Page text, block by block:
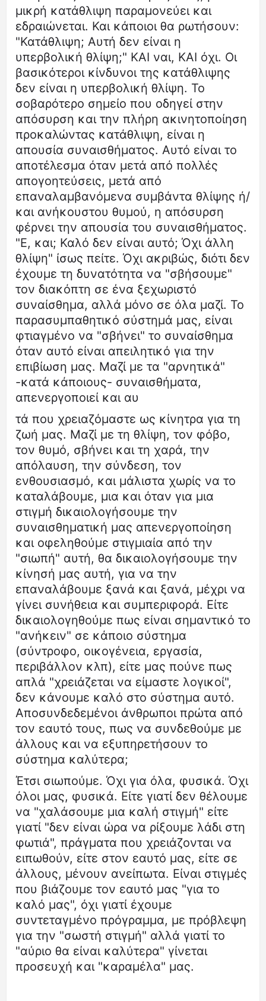
μικρή κατάθλιψη παραμονεύει και
εδραιώνεται. Και κάποιοι θα ρωτήσουν:
"Κατάθλιψη; Αυτή δεν είναι η
υπερβολική θλίψη;" ΚΑΙ ναι, ΚΑΙ όχι. Οι
βασικότεροι κίνδυνοι της κατάθλιψης
δεν είναι η υπερβολική θλίψη. Το
σοβαρότερο σημείο που οδηγεί στην
απόσυρση και την πλήρη ακινητοποίηση
προκαλώντας κατάθλιψη, είναι η
απουσία συναισθήματος. Αυτό είναι το
αποτέλεσμα όταν μετά από πολλές
απογοητεύσεις, μετά από
επαναλαμβανόμενα συμβάντα θλίψης ή/
και ανήκουστου θυμού, η απόσυρση
φέρνει την απουσία του συναισθήματος.
"Ε, και; Καλό δεν είναι αυτό; Όχι άλλη
θλίψη" ίσως πείτε. Όχι ακριβώς, διότι δεν
έχουμε τη δυνατότητα να "σβήσουμε"
τον διακόπτη σε ένα ξεχωριστό
συναίσθημα, αλλά μόνο σε όλα μαζί. Το
παρασυμπαθητικό σύστημά μας, είναι
φτιαγμένο να "σβήνει" το συναίσθημα
όταν αυτό είναι απειλητικό για την
επιβίωση μας. Μαζί με τα "αρνητικά"
-κατά κάποιους- συναισθήματα,
απενεργοποιεί και αυ
τά που χρειαζόμαστε ως κίνητρα για τη
ζωή μας. Μαζί με τη θλίψη, τον φόβο,
τον θυμό, σβήνει και τη χαρά, την
απόλαυση, την σύνδεση, τον
ενθουσιασμό, και μάλιστα χωρίς να το
καταλάβουμε, μια και όταν για μια
στιγμή δικαιολογήσουμε την
συναισθηματική μας απενεργοποίηση
και οφεληθούμε στιγμιαία από την
"σιωπή" αυτή, θα δικαιολογήσουμε την
κίνησή μας αυτή, για να την
επαναλάβουμε ξανά και ξανά, μέχρι να
γίνει συνήθεια και συμπεριφορά. Είτε
δικαιολογηθούμε πως είναι σημαντικό το
"ανήκειν" σε κάποιο σύστημα
(σύντροφο, οικογένεια, εργασία,
περιβάλλον κλπ), είτε μας πούνε πως
απλά "χρειάζεται να είμαστε λογικοί",
δεν κάνουμε καλό στο σύστημα αυτό.
Αποσυνδεδεμένοι άνθρωποι πρώτα από
τον εαυτό τους, πως να συνδεθούμε με
άλλους και να εξυπηρετήσουν το
σύστημα καλύτερα;
Έτσι σιωπούμε. Όχι για όλα, φυσικά. Όχι
όλοι μας, φυσικά. Είτε γιατί δεν θέλουμε
να "χαλάσουμε μια καλή στιγμή" είτε
γιατί "δεν είναι ώρα να ρίξουμε λάδι στη
φωτιά", πράγματα που χρειάζονται να
ειπωθούν, είτε στον εαυτό μας, είτε σε
άλλους, μένουν ανείπωτα. Είναι στιγμές
που βιάζουμε τον εαυτό μας "για το
καλό μας", όχι γιατί έχουμε
συντεταγμένο πρόγραμμα, με πρόβλεψη
για την "σωστή στιγμή" αλλά γιατί το
"αύριο θα είναι καλύτερα" γίνεται
προσευχή και "καραμέλα" μας.